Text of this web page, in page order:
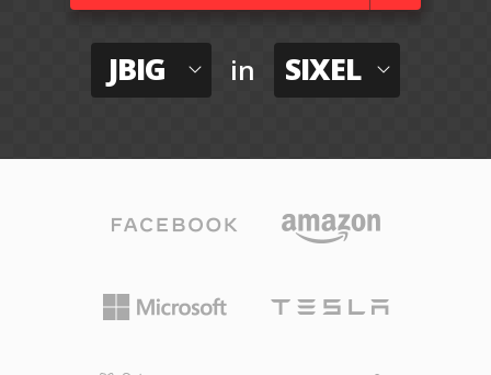
JBIG in SIXEL